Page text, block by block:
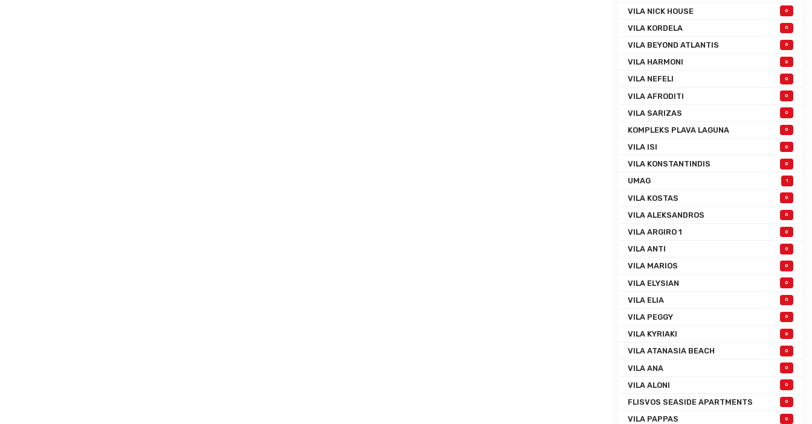
VILA NICK HOUSE 0
VILA KORDELA 0
VILA BEYOND ATLANTIS 0
VILA HARMONI 0
VILA NEFELI 0
VILA AFRODITI 0
VILA SARIZAS 0
KOMPLEKS PLAVA LAGUNA 0
VILA ISI 0
VILA KONSTANTINDIS 0
UMAG 1
VILA KOSTAS 0
VILA ALEKSANDROS 0
VILA ARGIRO 1 0
VILA ANTI 0
VILA MARIOS 0
VILA ELYSIAN 0
VILA ELIA 0
VILA PEGGY 0
VILA KYRIAKI 0
VILA ATANASIA BEACH 0
VILA ANA 0
VILA ALONI 0
FLISVOS SEASIDE APARTMENTS 0
VILA PAPPAS 0